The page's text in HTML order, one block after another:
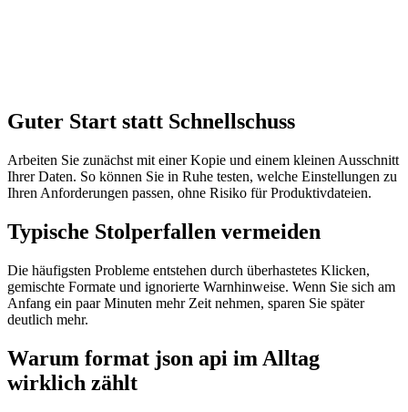
Guter Start statt Schnellschuss
Arbeiten Sie zunächst mit einer Kopie und einem kleinen Ausschnitt
Ihrer Daten. So können Sie in Ruhe testen, welche Einstellungen zu
Ihren Anforderungen passen, ohne Risiko für Produktivdateien.
Typische Stolperfallen vermeiden
Die häufigsten Probleme entstehen durch überhastetes Klicken,
gemischte Formate und ignorierte Warnhinweise. Wenn Sie sich am
Anfang ein paar Minuten mehr Zeit nehmen, sparen Sie später
deutlich mehr.
Warum format json api im Alltag
wirklich zählt